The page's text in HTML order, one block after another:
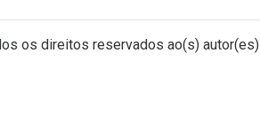
os direitos reservados ao(s)